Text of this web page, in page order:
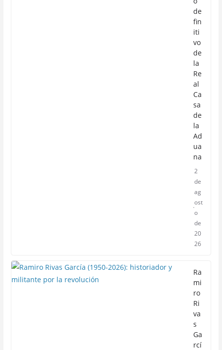
de
fin
iti
vo
de
la
Re
al
Ca
sa
de
la
Ad
ua
na
2
de
ag
ost
o
de
20
26
Ra
mi
ro
Ri
va
s
Ga
rcí